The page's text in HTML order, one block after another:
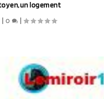
logement
| 0 |